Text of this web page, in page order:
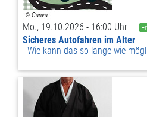
Mo., 19.10.2026 - 16:00 Uhr
Sicheres Autofahren im Alter
Wie kann das so lange wie